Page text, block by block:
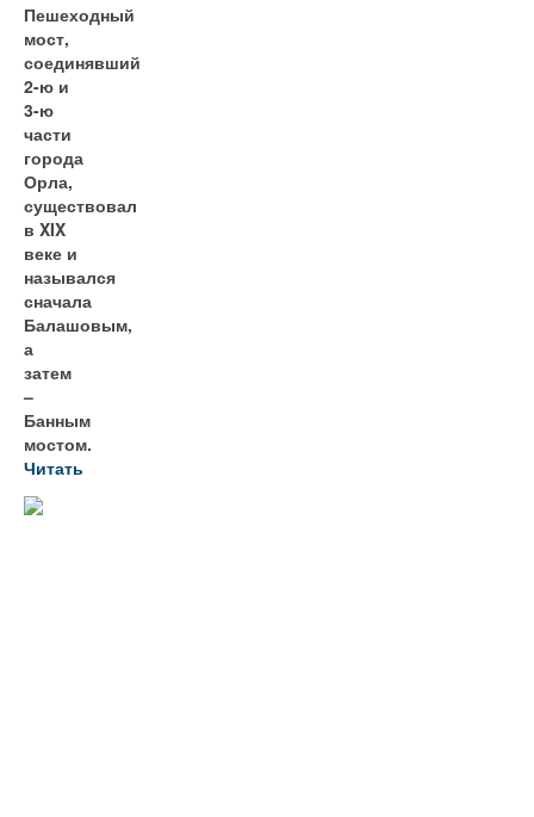
Пешеходный
мост,
соединявший
2-ю и
3-ю
части
города
Орла,
существовал
в XIX
веке и
назывался
сначала
Балашовым,
а
затем
–
Банным
мостом.
Читать